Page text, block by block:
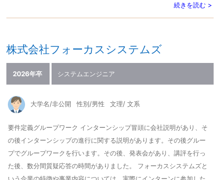
続きを読む >
株式会社フォーカスシステムズ
2026年卒 システムエンジニア
大学名/非公開 性別/男性 文理/ 文系
要件定義グループワーク インターンシップ冒頭に会社説明があり、そ
の後インターンシップの進行に関する説明があります。その後グルー
プでグループワークを行います。その後、発表会があり、講評を行っ
た後、数分間質疑応答の時間がありました。 フォーカスシステムズと